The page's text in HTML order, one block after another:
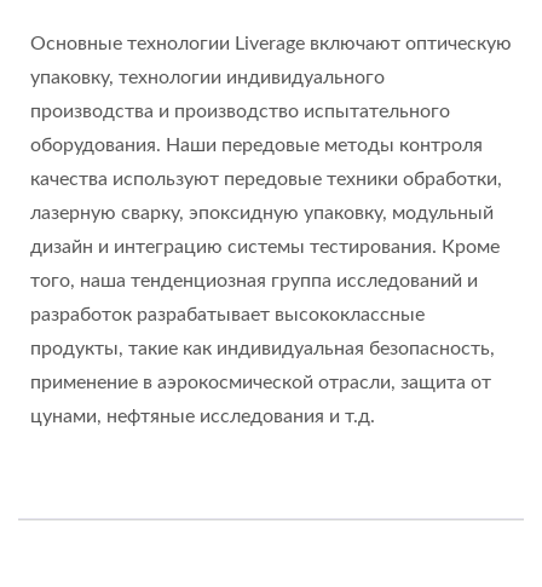
Основные технологии Liverage включают оптическую
упаковку, технологии индивидуального
производства и производство испытательного
оборудования. Наши передовые методы контроля
качества используют передовые техники обработки,
лазерную сварку, эпоксидную упаковку, модульный
дизайн и интеграцию системы тестирования. Кроме
того, наша тенденциозная группа исследований и
разработок разрабатывает высококлассные
продукты, такие как индивидуальная безопасность,
применение в аэрокосмической отрасли, защита от
цунами, нефтяные исследования и т.д.